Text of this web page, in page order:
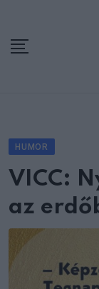
content
HUMOR
VICC:
az